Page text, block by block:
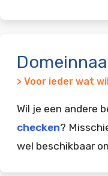
> Voor ieder wat
Wil je een andere
checken?
wel beschikbaar